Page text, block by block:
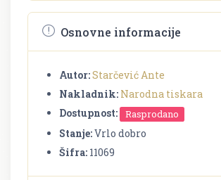
Osnovne informacije
Autor:Starčević Ante
Nakladnik: Narodna tiskara
Dostupnost:
Rasprodano
Stanje:Vrlo dobro
Šifra: 11069